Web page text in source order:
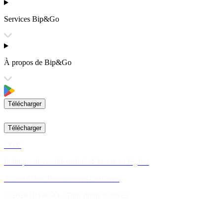
Services Bip&Go
À propos de Bip&Go
Télécharger
Télécharger